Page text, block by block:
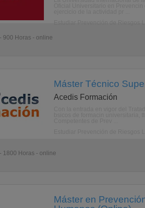
900 Horas - online
Máster Técnico
Acedis Formación
1800 Horas - online
Máster en